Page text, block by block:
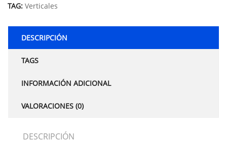
TAG: Verticales
DESCRIPCIÓN
TAGS
INFORMACIÓN ADICIONAL
VALORACIONES (0)
DESCRIPCIÓN